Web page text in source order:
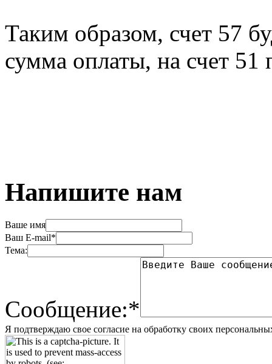
Таким образом, счет 57
сумма оплаты, на счет 51
Напишите нам
Ваше имя
Ваш E-mail*
Тема:
Сообщение:*
Я подтверждаю свое согласие на обработку своих